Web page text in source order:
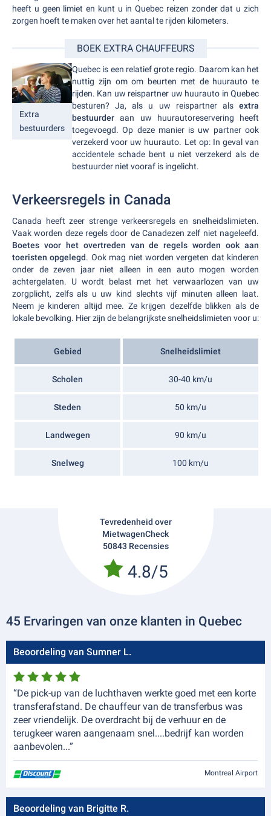
heeft u geen limiet en kunt u in Quebec reizen zonder dat u zich
zorgen hoeft te maken over het aantal te rijden kilometers.
BOEK EXTRA CHAUFFEURS
Extra
bestuurders
Quebec is een relatief grote regio. Daarom kan het
nuttig zijn om om beurten met de huurauto te
rijden. Kan uw reispartner uw huurauto in Quebec
besturen? Ja, als u uw reispartner als extra
bestuurder aan uw huurautoreservering heeft
toegevoegd. Op deze manier is uw partner ook
verzekerd voor uw huurauto. Let op: In geval van
accidentele schade bent u niet verzekerd als de
bestuurder niet vooraf is ingelicht.
Verkeersregels in Canada
Canada heeft zeer strenge verkeersregels en snelheidslimieten.
Vaak worden deze regels door de Canadezen zelf niet nageleefd.
Boetes voor het overtreden van de regels worden ook aan
toeristen opgelegd. Ook mag niet worden vergeten dat kinderen
onder de zeven jaar niet alleen in een auto mogen worden
achtergelaten. U wordt belast met het verwaarlozen van uw
zorgplicht, zelfs als u uw kind slechts vijf minuten alleen laat.
Neem je kinderen altijd mee. Ze krijgen dezelfde blikken als de
lokale bevolking. Hier zijn de belangrijkste snelheidslimieten voor u:
Gebied Snelheidslimiet
Scholen 30-40 km/u
Steden 50 km/u
Landwegen 90 km/u
Snelweg 100 km/u
Tevredenheid over
MietwagenCheck
50843 Recensies
4.8/5
45 Ervaringen van onze klanten in Quebec
Beoordeling van Sumner L.
“De pick-up van de luchthaven werkte goed met een korte
transferafstand. De chauffeur van de transferbus was
zeer vriendelijk. De overdracht bij de verhuur en de
terugkeer waren aangenaam snel....bedrijf kan worden
aanbevolen...”
Montreal Airport
Beoordeling van Brigitte R.